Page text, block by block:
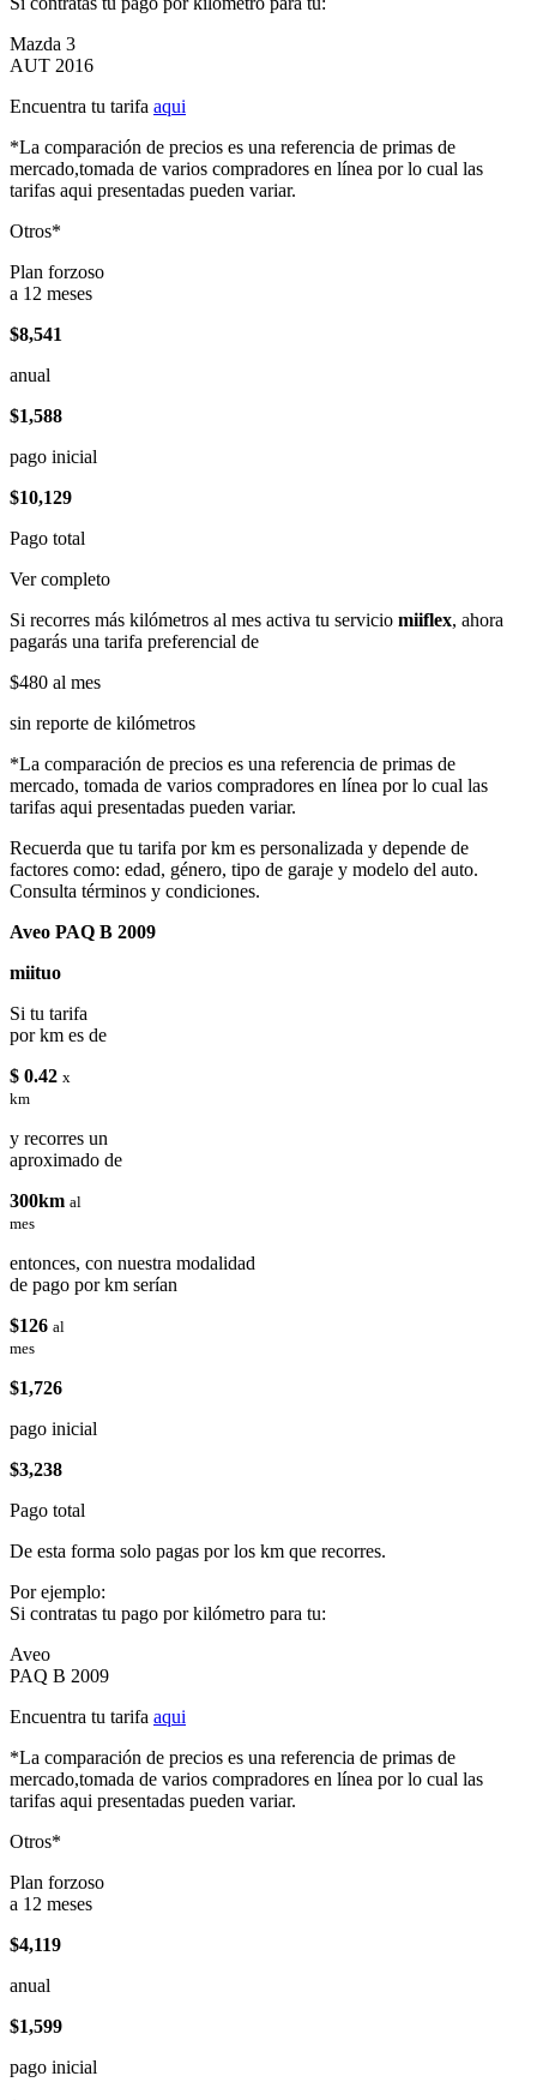
Mazda 3
AUT 2016
Encuentra tu tarifa aqui
*La comparación de precios es una referencia de primas de
mercado,tomada de varios compradores en línea por lo cual las
tarifas aqui presentadas pueden variar.
Otros*
Plan forzoso
a 12 meses
$8,541
anual
$1,588
pago inicial
$10,129
Pago total
Ver completo
Si recorres más kilómetros al mes activa tu servicio miiflex, ahora
pagarás una tarifa preferencial de
$480 al mes
sin reporte de kilómetros
*La comparación de precios es una referencia de primas de
mercado, tomada de varios compradores en línea por lo cual las
tarifas aqui presentadas pueden variar.
Recuerda que tu tarifa por km es personalizada y depende de
factores como: edad, género, tipo de garaje y modelo del auto.
Consulta términos y condiciones.
Aveo PAQ B 2009
miituo
Si tu tarifa
por km es de
$ 0.42 x
km
y recorres un
aproximado de
300km al
mes
entonces, con nuestra modalidad
de pago por km serían
$126 al
mes
$1,726
pago inicial
$3,238
Pago total
De esta forma solo pagas por los km que recorres.
Por ejemplo:
Si contratas tu pago por kilómetro para tu:
Aveo
PAQ B 2009
Encuentra tu tarifa aqui
*La comparación de precios es una referencia de primas de
mercado,tomada de varios compradores en línea por lo cual las
tarifas aqui presentadas pueden variar.
Otros*
Plan forzoso
a 12 meses
$4,119
anual
$1,599
pago inicial